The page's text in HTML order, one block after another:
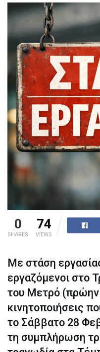
0
SHARES
74
VIEWS
Με στάση
εργαζόμενοι στο
του Μετρό
κινητοποιήσεις
το Σάββατο 28
τη συμπλήρωση